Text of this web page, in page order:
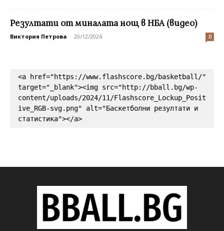
Резултати от миналата нощ в НБА (видео)
Виктория Петрова - 20/12/2024 0
<a href="https://www.flashscore.bg/basketball/"
target="_blank"><img src="http://bball.bg/wp-
content/uploads/2024/11/Flashscore_Lockup_Posit
ive_RGB-svg.png" alt="Баскетболни резултати и
статистика"></a>